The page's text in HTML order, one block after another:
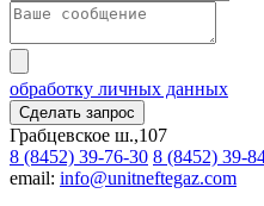
обработку личных данных
Сделать запрос
Грабцевское ш.,107
8 (8452) 39-76-30 8 (8452) 39-
email: info@unitneftegaz.com